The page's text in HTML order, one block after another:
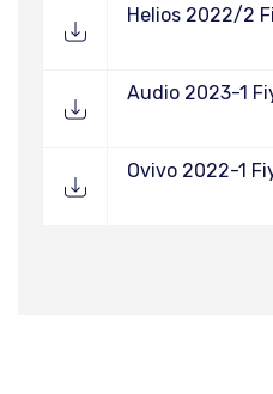
Helios 2022/2
Audio 2023-1
Ovivo 2022-1